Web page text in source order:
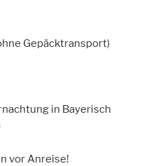
Gepäcktransport)
in Bayerisch
vor Anreise!